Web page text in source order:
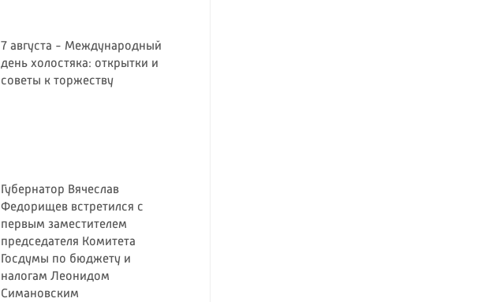
7 августа - Международный
день холостяка: открытки и
советы к торжеству
Губернатор Вячеслав
Федорищев встретился с
первым заместителем
председателя Комитета
Госдумы по бюджету и
налогам Леонидом
Симановским